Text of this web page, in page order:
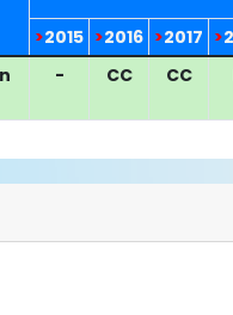
>2015 >2016 >2017 >
- CC CC